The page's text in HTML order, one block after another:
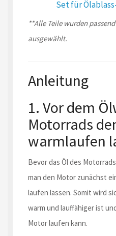
Set für
**Alle Teile wurden
ausgewählt.
Anleitung
1. Vor dem
Motorrads
warmlaufen
Bevor das Öl des
man den Motor zunächst
laufen lassen. Somit wird
warm und lauffähiger ist
Motor laufen kann.